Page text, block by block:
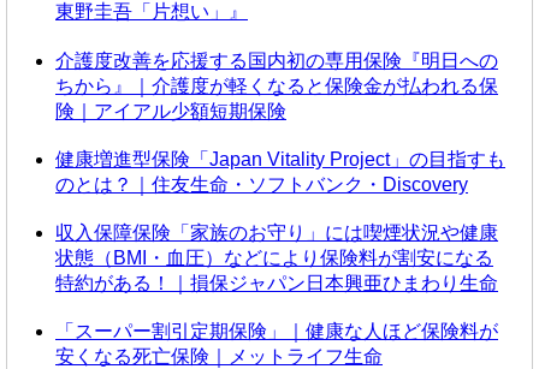
東野圭吾「片想い」』
介護度改善を応援する国内初の専用保険『明日への
ちから』｜介護度が軽くなると保険金が払われる保
険｜アイアル少額短期保険
健康増進型保険「Japan Vitality Project」の目指すも
のとは？｜住友生命・ソフトバンク・Discovery
収入保障保険「家族のお守り」には喫煙状況や健康
状態（BMI・血圧）などにより保険料が割安になる
特約がある！｜損保ジャパン日本興亜ひまわり生命
「スーパー割引定期保険」｜健康な人ほど保険料が
安くなる死亡保険｜メットライフ生命